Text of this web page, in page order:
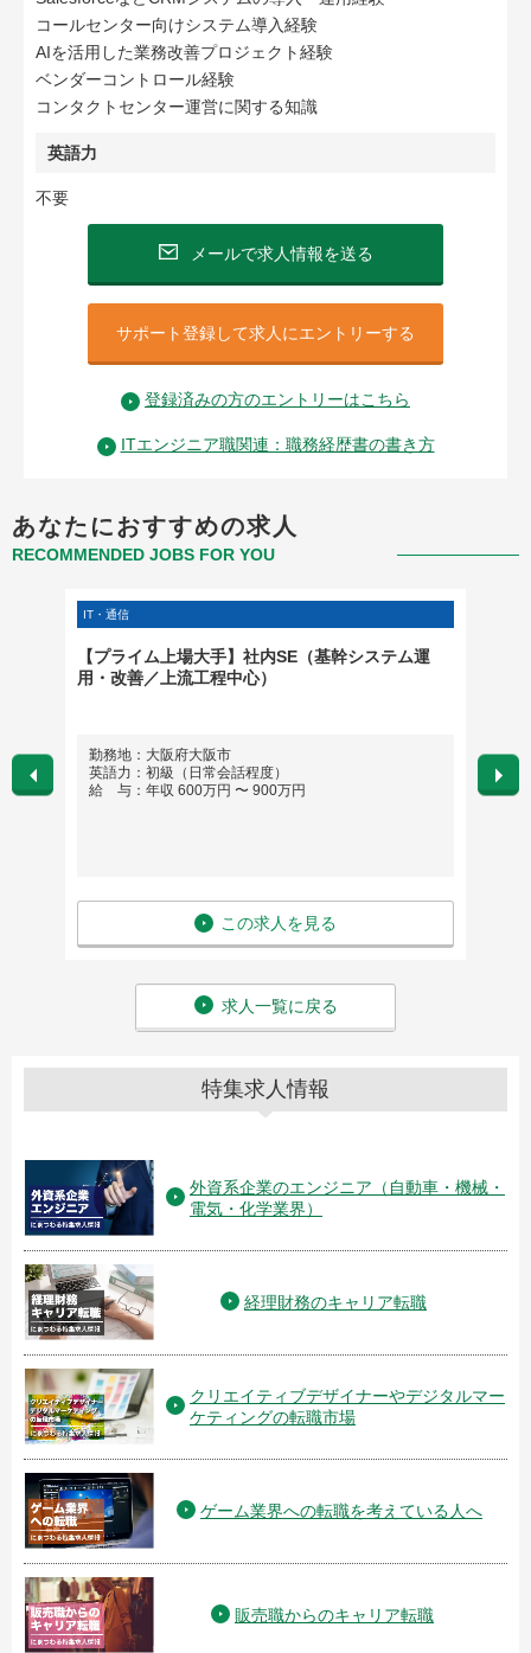
コールセンター向けシステム導入経験
AIを活用した業務改善プロジェクト経験
ベンダーコントロール経験
コンタクトセンター運営に関する知識
英語力
不要
メールで求人情報を送る
サポート登録して求人にエントリーする
登録済みの方のエントリーはこちら
ITエンジニア職関連：職務経歴書の書き方
あなたにおすすめの求人
RECOMMENDED JOBS FOR YOU
IT・通信
【プライム上場大手】社内SE（基幹システム運
用・改善／上流工程中心）
勤務地：大阪府大阪市
英語力：初級（日常会話程度）
給 与：年収 600万円 〜 900万円
この求人を見る
勤務
定
英語
求人一覧に戻る
特集求人情報
外資系企業のエンジニア（自動車・機械・
電気・化学業界）
経理財務のキャリア転職
クリエイティブデザイナーやデジタルマー
ケティングの転職市場
ゲーム業界への転職を考えている人へ
販売職からのキャリア転職